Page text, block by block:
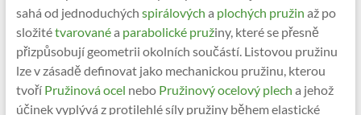
sahá od jednoduchých spirálových a plochých pružin až po
složitétvarovanéa parabolické pružiny, které se přesně
přizpůsobují geometrii okolních součástí. Listovou pružinu
lze v zásadě definovat jako mechanickou pružinu, kterou
tvoříPružinová ocel neboPružinový ocelový plech a jehož
účinek vyplývá z protilehlé síly pružiny během elastické